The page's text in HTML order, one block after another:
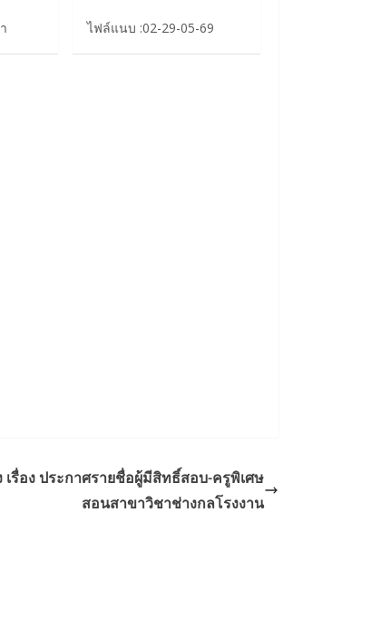
ไฟล์แนบ :02-29-05-69
รื่อง ประกาศรายชื่อผู้มีสิทธิ์สอบ-ครูพิเศษ
สอนสาขาวิชาช่างกลโรงงาน